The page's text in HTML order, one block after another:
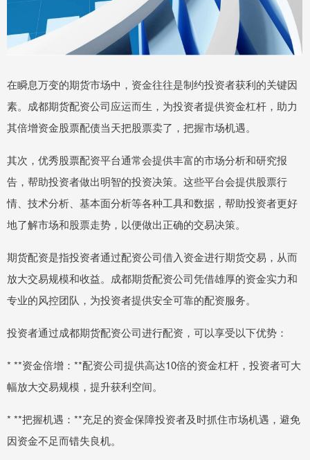
在瞬息万变的期货市场中，资金往往是制约投资者获利的关键因
素。成都期货配资公司应运而生，为投资者提供资金杠杆，助力
其倍增资金股票配债当天把股票卖了，把握市场机遇。
其次，优秀股票配资平台通常会提供丰富的市场分析和研究报
告，帮助投资者做出明智的投资决策。这些平台会提供股票行
情、技术分析、基本面分析等各种工具和数据，帮助投资者更好
地了解市场和股票走势，以便做出正确的交易决策。
期货配资是指投资者通过配资公司借入资金进行期货交易，从而
放大交易规模和收益。成都期货配资公司凭借雄厚的资金实力和
专业的风控团队，为投资者提供安全可靠的配资服务。
投资者通过成都期货配资公司进行配资，可以享受以下优势：
* **资金倍增：**配资公司提供高达10倍的资金杠杆，投资者可大
幅放大交易规模，提升获利空间。
* **把握机遇：**充足的资金保障投资者及时抓住市场机遇，避免
因资金不足而错失良机。